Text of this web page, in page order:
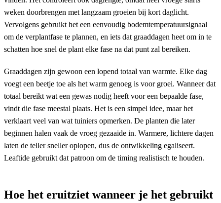
weken doorbrengen met langzaam groeien bij kort daglicht.
Vervolgens gebruikt het een eenvoudig bodemtemperatuursignaal
om de verplantfase te plannen, en iets dat graaddagen heet om in te
schatten hoe snel de plant elke fase na dat punt zal bereiken.
Graaddagen zijn gewoon een lopend totaal van warmte. Elke dag
voegt een beetje toe als het warm genoeg is voor groei. Wanneer dat
totaal bereikt wat een gewas nodig heeft voor een bepaalde fase,
vindt die fase meestal plaats. Het is een simpel idee, maar het
verklaart veel van wat tuiniers opmerken. De planten die later
beginnen halen vaak de vroeg gezaaide in. Warmere, lichtere dagen
laten de teller sneller oplopen, dus de ontwikkeling egaliseert.
Leaftide gebruikt dat patroon om de timing realistisch te houden.
Hoe het eruitziet wanneer je het gebruikt